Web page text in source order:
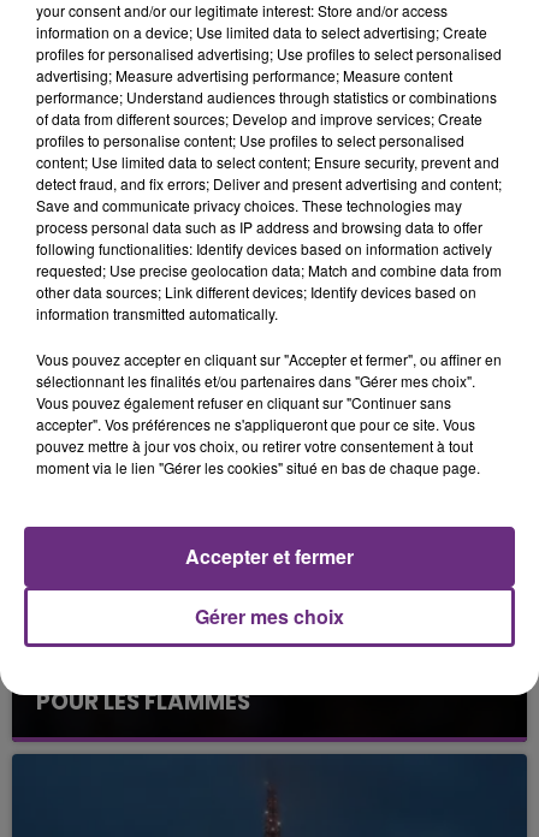
24 juillet 2019
GROS TEST POUR LE STADE DE REIMS
de la ligue 1, ce mercredi 24 juillet à Epernay.
23 juillet 2019
POUR LES FLAMMES
Les basketteuses ardennaises connaissent
désormais leur adversaires pour le premier tour
your consent and/or our legitimate interest: Store and/or access
information on a device; Use limited data to select advertising; Create
profiles for personalised advertising; Use profiles to select personalised
advertising; Measure advertising performance; Measure content
performance; Understand audiences through statistics or combinations
of data from different sources; Develop and improve services; Create
profiles to personalise content; Use profiles to select personalised
content; Use limited data to select content; Ensure security, prevent and
detect fraud, and fix errors; Deliver and present advertising and content;
Save and communicate privacy choices. These technologies may
process personal data such as IP address and browsing data to offer
following functionalities: Identify devices based on information actively
requested; Use precise geolocation data; Match and combine data from
other data sources; Link different devices; Identify devices based on
information transmitted automatically.
Vous pouvez accepter en cliquant sur "Accepter et fermer", ou affiner en
sélectionnant les finalités et/ou partenaires dans "Gérer mes choix".
Vous pouvez également refuser en cliquant sur "Continuer sans
accepter". Vos préférences ne s'appliqueront que pour ce site. Vous
pouvez mettre à jour vos choix, ou retirer votre consentement à tout
moment via le lien "Gérer les cookies" situé en bas de chaque page.
Gérer mes choix
Accepter et fermer